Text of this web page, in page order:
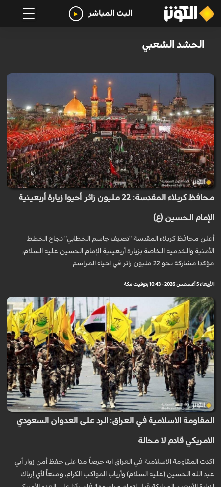
البث المباشر
الحشد الشعبي
محافظ كربلاء المقدسة: 22 مليون زائر أحيوا زيارة أربعينية
الإمام الحسين (ع)
أعلن محافظ كربلاء المقدسة "نصيف جاسم الخطابي" نجاح الخطط
الأمنية والخدمية الخاصة بزيارة أربعينية الإمام الحسين عليه السلام،
مؤكدا مشاركة نحو 22 مليون زائر في إحياء المراسم.
الأربعاء 5 أغسطس 2026 - 10:43 بتوقيت مكة
المقاومة الاسلامية في العراق: الرد على العدوان السعودي
الامريكي قادم لا محالة
اكدت المقاومة الاسلامية في العراق انه حرصاً منا على حفظ أمن زوار أبي
عبد الله الحسين (عليه السلام) وأرباب المواكب الكرام، ومنعاً لأي إرباك